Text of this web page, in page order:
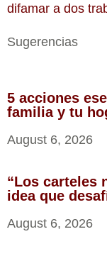
difamar a dos
Sugerencias
5 acciones
familia y tu
August 6, 2026
“Los carteles
idea que
August 6, 2026